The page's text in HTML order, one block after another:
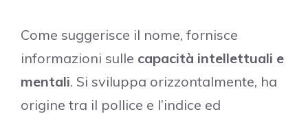
Come suggerisce il nome, fornisce
informazioni sulle capacità intellettuali e
mentali. Si sviluppa orizzontalmente, ha
origine tra il pollice e l’indice ed